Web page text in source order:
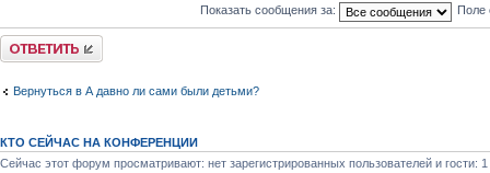
Показать сообщения за: Поле
Ответить
Вернуться в А давно ли сами были детьми?
КТО СЕЙЧАС НА КОНФЕРЕНЦИИ
Сейчас этот форум просматривают: нет зарегистрированных пользователей и гости: 1